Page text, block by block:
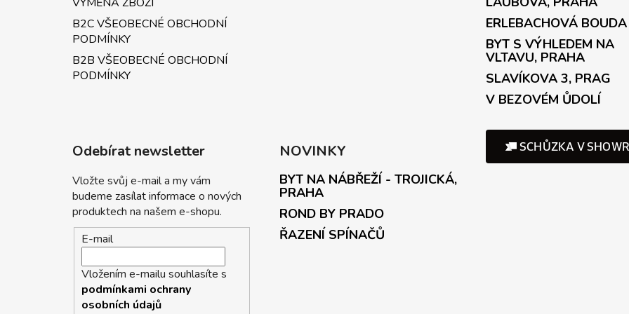
B2C VŠEOBECNÉ OBCHODNÍ
PODMÍNKY
B2B VŠEOBECNÉ OBCHODNÍ
PODMÍNKY
ERLEBACHOVÁ BOUDA
BYT S VÝHLEDEM NA
VLTAVU, PRAHA
SLAVÍKOVA 3, PRAG
V BEZOVÉM ŮDOLÍ
Odebírat newsletter
Vložte svůj e-mail a my vám
budeme zasílat informace o nových
produktech na našem e-shopu.
E-mail
Vložením e-mailu souhlasíte s
podmínkami ochrany
osobních údajů
NOVINKY
BYT NA NÁBŘEŽÍ - TROJICKÁ,
PRAHA
ROND BY PRADO
ŘAZENÍ SPÍNAČŮ